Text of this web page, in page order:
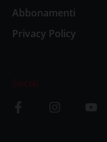
Abbonamenti
Privacy Policy
Social